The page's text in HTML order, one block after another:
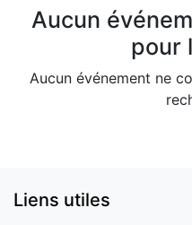
Aucun
pour
Aucun événement ne
Liens utiles